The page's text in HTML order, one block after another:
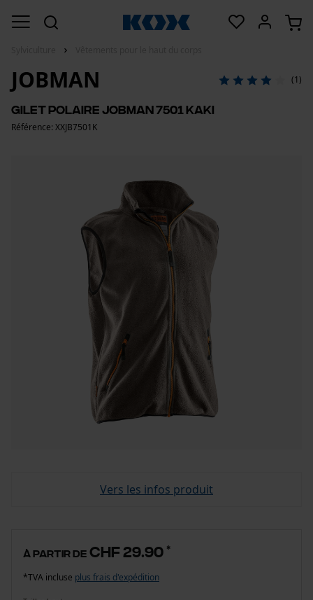
JOBMAN (1)
Gilet polaire Jobman 7501 kaki
Référence: XXJB7501K
Vers les infos produit
à partir de CHF 29.90 *
*TVA incluse plus frais d'expédition